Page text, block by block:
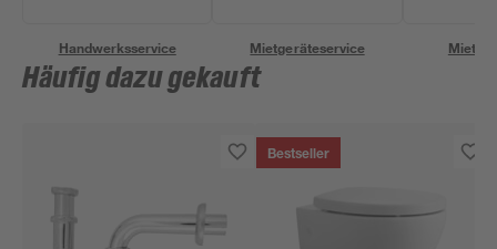
Handwerksservice Mietgeräteservice
Häufig dazu gekauft
Bestseller